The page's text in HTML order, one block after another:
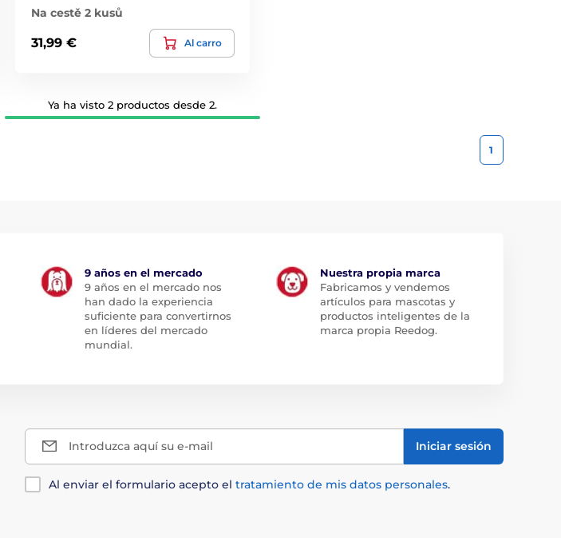
Na cestě 2 kusů
31,99 € Al carro
Ya ha visto 2 productos desde 2.
1
9 años en el mercado
9 años en el mercado nos
han dado la experiencia
suficiente para convertirnos
en líderes del mercado
mundial.
Nuestra propia marca
Fabricamos y vendemos
artículos para mascotas y
productos inteligentes de la
marca propia Reedog.
Introduzca aquí su e-mail Iniciar sesión
Al enviar el formulario acepto el tratamiento de mis datos personales.